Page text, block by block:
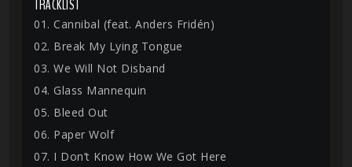
TRACKLIST
01. Cannibal (feat. Anders Fridén)
02. Break My Lying Tongue
03. We Will Not Disband
04. Glass Mannequin
05. Bleed Out
06. Paper Wolf
07. I Don’t Know How We Got Here